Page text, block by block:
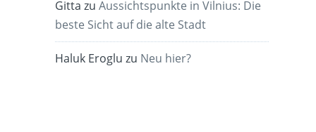
Gitta zuAussichtspunkte in Vilnius: Die
beste Sicht auf die alte Stadt
Haluk Eroglu zu Neu hier?